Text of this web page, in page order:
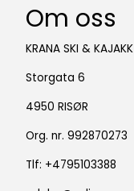
Om oss
KRANA SKI & KAJAKK
Storgata 6
4950 RISØR
Org. nr. 992870273
Tlf: +4795103388